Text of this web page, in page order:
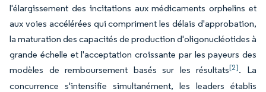
l'élargissement des incitations aux médicaments orphelins et
aux voies accélérées qui compriment les délais d'approbation,
la maturation des capacités de production d'oligonucléotides à
grande échelle et l'acceptation croissante par les payeurs des
modèles de remboursement basés sur les résultats[2]. La
concurrence s'intensifie simultanément, les leaders établis